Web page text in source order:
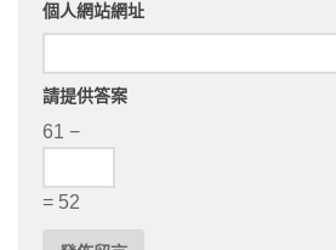
個人網站網址
請提供答案
61 −
= 52